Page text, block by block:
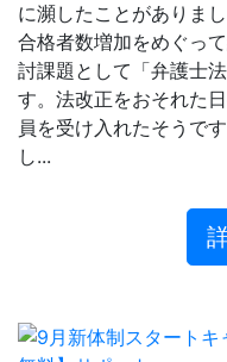
に瀕したことがありま
合格者数増加をめぐっ
討課題として「弁護士
す。法改正をおそれた
員を受け入れたそうで
し...